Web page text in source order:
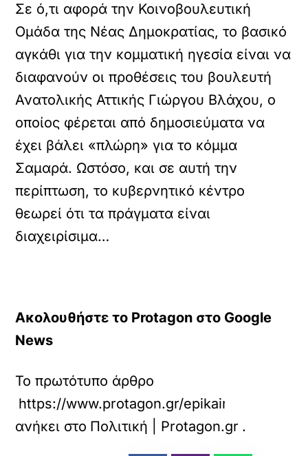
Σε ό,τι αφορά την Κοινοβουλευτική
Ομάδα της Νέας Δημοκρατίας, το βασικό
αγκάθι για την κομματική ηγεσία είναι να
διαφανούν οι προθέσεις του βουλευτή
Ανατολικής Αττικής Γιώργου Βλάχου, ο
οποίος φέρεται από δημοσιεύματα να
έχει βάλει «πλώρη» για το κόμμα
Σαμαρά. Ωστόσο, και σε αυτή την
περίπτωση, το κυβερνητικό κέντρο
θεωρεί ότι τα πράγματα είναι
διαχειρίσιμα…
Ακολουθήστε το Protagon στο Google
News
Το πρωτότυπο άρθρο
https://www.protagon.gr/epikairotita/oi-
ανήκει στο Πολιτική | Protagon.gr .